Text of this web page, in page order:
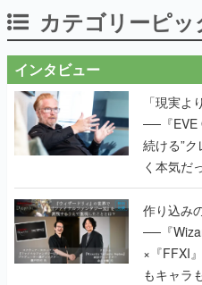
カテゴリーピ
インタビュー
「現実よ
──『EVE
続ける”
く本気だ
作り込み
──『
×『FFXI
もキャラ